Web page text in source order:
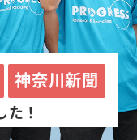
神奈川新聞
！